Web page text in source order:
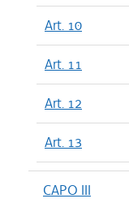
Art. 10
Art. 11
Art. 12
Art. 13
CAPO III